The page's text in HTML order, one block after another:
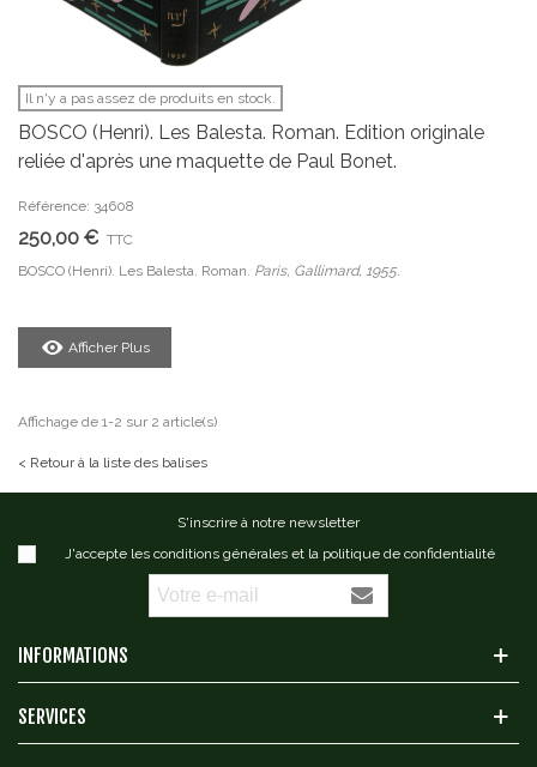
Il n'y a pas assez de produits en stock.
BOSCO (Henri). Les Balesta. Roman. Edition originale
reliée d'après une maquette de Paul Bonet.
Référence: 34608
250,00 € TTC
BOSCO (Henri). Les Balesta. Roman. Paris, Gallimard, 1955.
Afficher Plus
Affichage de 1-2 sur 2 article(s)
< Retour à la liste des balises
S'inscrire à notre newsletter
J'accepte les conditions générales et la politique de confidentialité
INFORMATIONS
SERVICES